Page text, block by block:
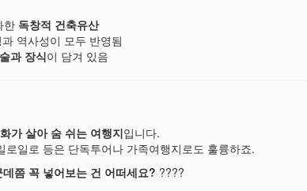
한 독창적 건축유산
역사성이 모두 반영됨
과 장식이 담겨 있음
가 살아 숨 쉬는 여행지입니다.
일로 등은 단독투어나 가족여행지로도 훌륭하죠.
쯤 꼭 넣어보는 건 어떠세요? ????